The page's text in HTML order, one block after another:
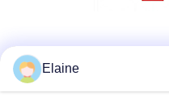
Elaine